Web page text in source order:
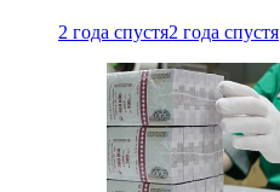
2 года спустя2 года спустя